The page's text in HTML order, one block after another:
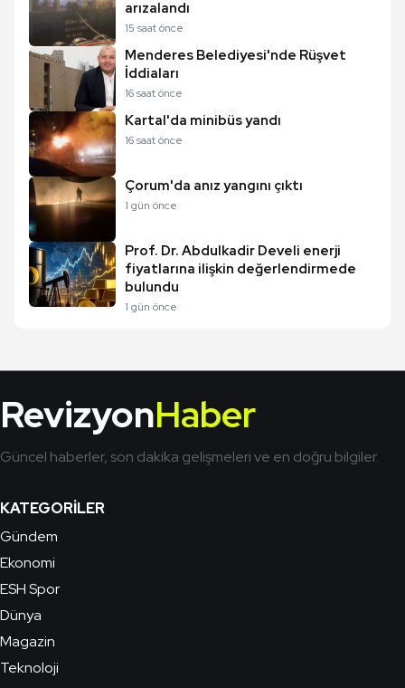
arızalandı
15 saat önce
Menderes Belediyesi'nde Rüşvet
İddiaları
16 saat önce
Kartal'da minibüs yandı
16 saat önce
Çorum'da anız yangını çıktı
1 gün önce
Prof. Dr. Abdulkadir Develi enerji
fiyatlarına ilişkin değerlendirmede
bulundu
1 gün önce
RevizyonHaber
Güncel haberler, son dakika gelişmeleri ve en doğru bilgiler.
KATEGORILER
Gündem
Ekonomi
ESH Spor
Dünya
Magazin
Teknoloji